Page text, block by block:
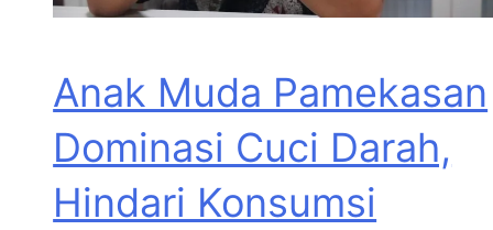
Anak Muda Pamekasan
Dominasi Cuci Darah,
Hindari Konsumsi